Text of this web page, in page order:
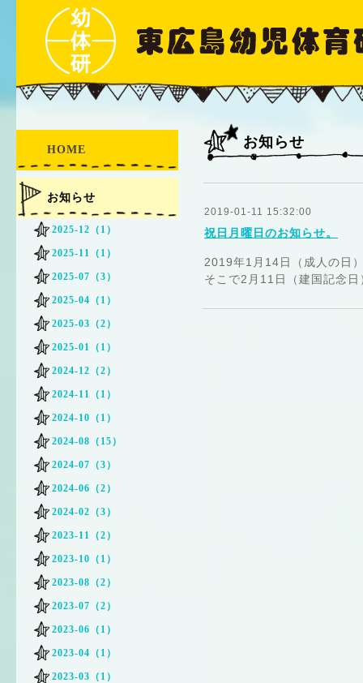
お知らせ
2019-01-11 15:32:00
祝日月曜日のお知らせ。
2019年1月14日（成人の日
そこで2月11日（建国記念
HOME
お知らせ
2025-12（1）
2025-11（1）
2025-07（3）
2025-04（1）
2025-03（2）
2025-01（1）
2024-12（2）
2024-11（1）
2024-10（1）
2024-08（15）
2024-07（3）
2024-06（2）
2024-02（3）
2023-11（2）
2023-10（1）
2023-08（2）
2023-07（2）
2023-06（1）
2023-04（1）
2023-03（1）